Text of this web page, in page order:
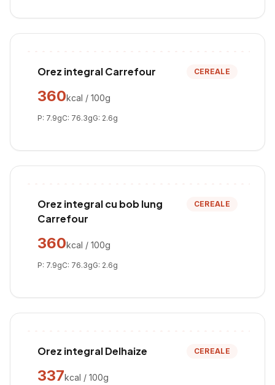
Orez integral Carrefour CEREALE
360kcal / 100g
P: 7.9gC: 76.3gG: 2.6g
Orez integral cu bob lung
Carrefour
CEREALE
360kcal / 100g
P: 7.9gC: 76.3gG: 2.6g
Orez integral Delhaize CEREALE
337kcal / 100g